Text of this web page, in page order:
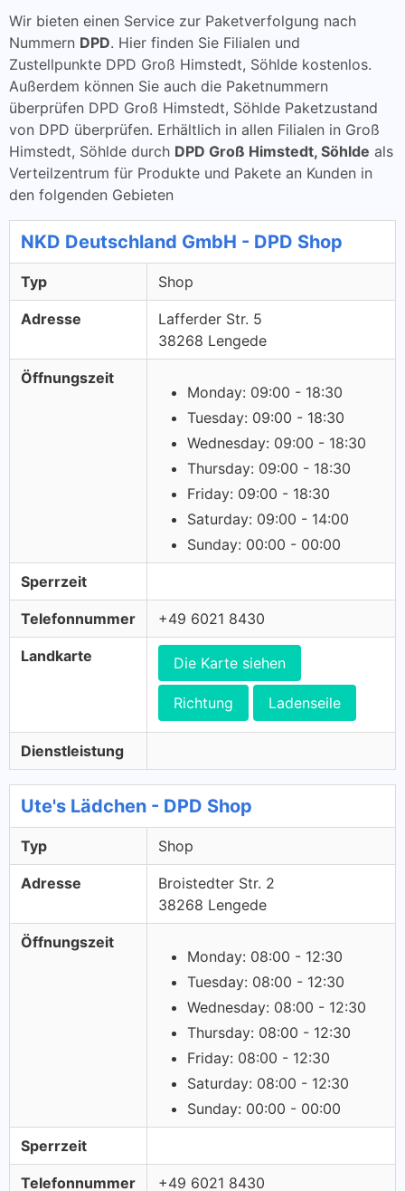
Wir bieten einen Service zur Paketverfolgung nach
Nummern DPD. Hier finden Sie Filialen und
Zustellpunkte DPD Groß Himstedt, Söhlde kostenlos.
Außerdem können Sie auch die Paketnummern
überprüfen DPD Groß Himstedt, Söhlde Paketzustand
von DPD überprüfen. Erhältlich in allen Filialen in Groß
Himstedt, Söhlde durch DPD Groß Himstedt, Söhlde als
Verteilzentrum für Produkte und Pakete an Kunden in
den folgenden Gebieten
NKD Deutschland GmbH - DPD Shop
Typ Shop
Adresse
Lafferder Str. 5
38268 Lengede
Öffnungszeit
Monday: 09:00 - 18:30
Tuesday: 09:00 - 18:30
Wednesday: 09:00 - 18:30
Thursday: 09:00 - 18:30
Friday: 09:00 - 18:30
Saturday: 09:00 - 14:00
Sunday: 00:00 - 00:00
Sperrzeit
Telefonnummer +49 6021 8430
Landkarte Die Karte siehen
Richtung Ladenseile
Dienstleistung
Ute's Lädchen - DPD Shop
Typ Shop
Adresse
Broistedter Str. 2
38268 Lengede
Öffnungszeit
Monday: 08:00 - 12:30
Tuesday: 08:00 - 12:30
Wednesday: 08:00 - 12:30
Thursday: 08:00 - 12:30
Friday: 08:00 - 12:30
Saturday: 08:00 - 12:30
Sunday: 00:00 - 00:00
Sperrzeit
Telefonnummer +49 6021 8430